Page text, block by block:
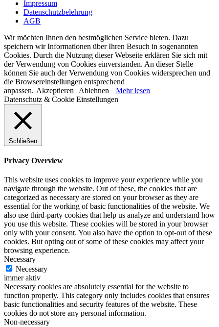
Impressum
Datenschutzbelehrung
AGB
Wir möchten Ihnen den bestmöglichen Service bieten. Dazu
speichern wir Informationen über Ihren Besuch in sogenannten
Cookies. Durch die Nutzung dieser Webseite erklären Sie sich mit
der Verwendung von Cookies einverstanden. An dieser Stelle
können Sie auch der Verwendung von Cookies widersprechen und
die Browsereinstellungen entsprechend
anpassen. Akzeptieren Ablehnen
Mehr lesen
Datenschutz & Cookie Einstellungen
Schließen
Privacy Overview
This website uses cookies to improve your experience while you
navigate through the website. Out of these, the cookies that are
categorized as necessary are stored on your browser as they are
essential for the working of basic functionalities of the website. We
also use third-party cookies that help us analyze and understand how
you use this website. These cookies will be stored in your browser
only with your consent. You also have the option to opt-out of these
cookies. But opting out of some of these cookies may affect your
browsing experience.
Necessary
Necessary
immer aktiv
Necessary cookies are absolutely essential for the website to
function properly. This category only includes cookies that ensures
basic functionalities and security features of the website. These
cookies do not store any personal information.
Non-necessary